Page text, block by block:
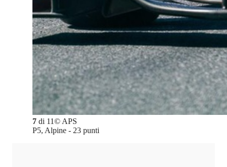
7 di 11© APS
P5, Alpine - 23 punti